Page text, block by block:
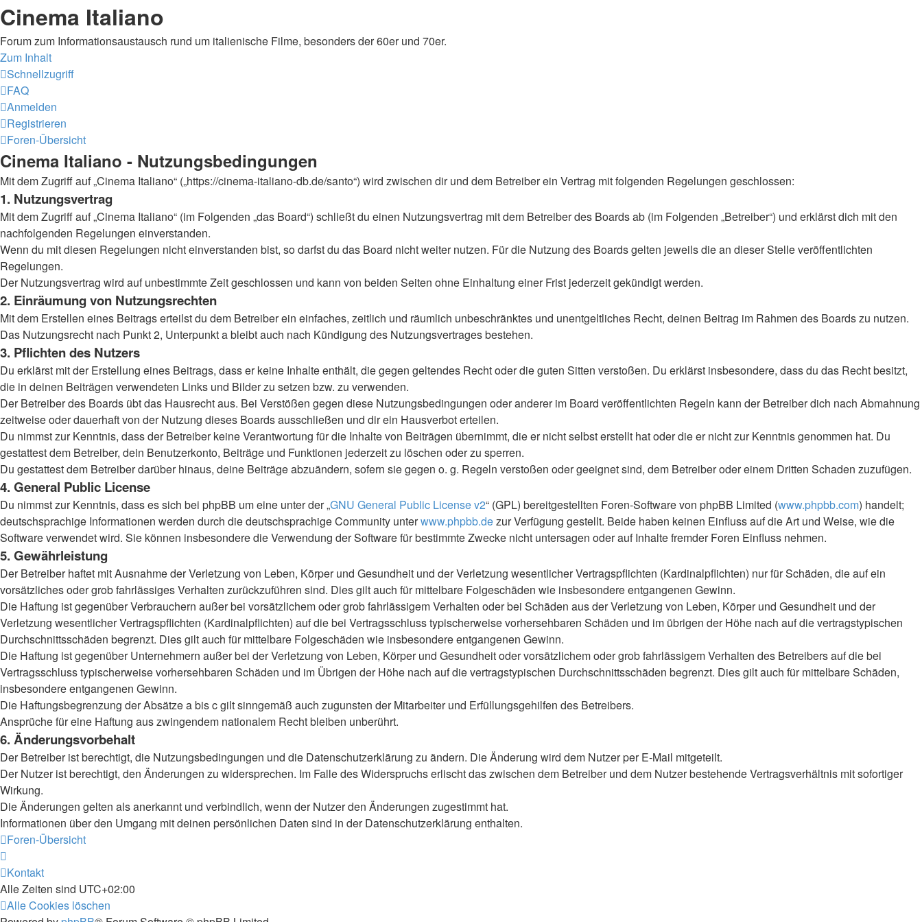
Cinema Italiano
Forum zum Informationsaustausch rund um italienische Filme, besonders der 60er und 70er.
Zum Inhalt
Schnellzugriff
FAQ
Anmelden
Registrieren
Foren-Übersicht
Cinema Italiano - Nutzungsbedingungen
Mit dem Zugriff auf „Cinema Italiano“ („https://cinema-italiano-db.de/santo“) wird zwischen dir und dem Betreiber ein Vertrag mit folgenden Regelungen geschlossen:
1. Nutzungsvertrag
Mit dem Zugriff auf „Cinema Italiano“ (im Folgenden „das Board“) schließt du einen Nutzungsvertrag mit dem Betreiber des Boards ab (im Folgenden „Betreiber“) und erklärst dich mit den
nachfolgenden Regelungen einverstanden.
Wenn du mit diesen Regelungen nicht einverstanden bist, so darfst du das Board nicht weiter nutzen. Für die Nutzung des Boards gelten jeweils die an dieser Stelle veröffentlichten
Regelungen.
Der Nutzungsvertrag wird auf unbestimmte Zeit geschlossen und kann von beiden Seiten ohne Einhaltung einer Frist jederzeit gekündigt werden.
2. Einräumung von Nutzungsrechten
Mit dem Erstellen eines Beitrags erteilst du dem Betreiber ein einfaches, zeitlich und räumlich unbeschränktes und unentgeltliches Recht, deinen Beitrag im Rahmen des Boards zu nutzen.
Das Nutzungsrecht nach Punkt 2, Unterpunkt a bleibt auch nach Kündigung des Nutzungsvertrages bestehen.
3. Pflichten des Nutzers
Du erklärst mit der Erstellung eines Beitrags, dass er keine Inhalte enthält, die gegen geltendes Recht oder die guten Sitten verstoßen. Du erklärst insbesondere, dass du das Recht besitzt,
die in deinen Beiträgen verwendeten Links und Bilder zu setzen bzw. zu verwenden.
Der Betreiber des Boards übt das Hausrecht aus. Bei Verstößen gegen diese Nutzungsbedingungen oder anderer im Board veröffentlichten Regeln kann der Betreiber dich nach Abmahnung
zeitweise oder dauerhaft von der Nutzung dieses Boards ausschließen und dir ein Hausverbot erteilen.
Du nimmst zur Kenntnis, dass der Betreiber keine Verantwortung für die Inhalte von Beiträgen übernimmt, die er nicht selbst erstellt hat oder die er nicht zur Kenntnis genommen hat. Du
gestattest dem Betreiber, dein Benutzerkonto, Beiträge und Funktionen jederzeit zu löschen oder zu sperren.
Du gestattest dem Betreiber darüber hinaus, deine Beiträge abzuändern, sofern sie gegen o. g. Regeln verstoßen oder geeignet sind, dem Betreiber oder einem Dritten Schaden zuzufügen.
4. General Public License
Du nimmst zur Kenntnis, dass es sich bei phpBB um eine unter der „GNU General Public License v2“ (GPL) bereitgestellten Foren-Software von phpBB Limited (www.phpbb.com) handelt;
deutschsprachige Informationen werden durch die deutschsprachige Community unterwww.phpbb.dezur Verfügung gestellt. Beide haben keinen Einfluss auf die Art und Weise, wie die
Software verwendet wird. Sie können insbesondere die Verwendung der Software für bestimmte Zwecke nicht untersagen oder auf Inhalte fremder Foren Einfluss nehmen.
5. Gewährleistung
Der Betreiber haftet mit Ausnahme der Verletzung von Leben, Körper und Gesundheit und der Verletzung wesentlicher Vertragspflichten (Kardinalpflichten) nur für Schäden, die auf ein
vorsätzliches oder grob fahrlässiges Verhalten zurückzuführen sind. Dies gilt auch für mittelbare Folgeschäden wie insbesondere entgangenen Gewinn.
Die Haftung ist gegenüber Verbrauchern außer bei vorsätzlichem oder grob fahrlässigem Verhalten oder bei Schäden aus der Verletzung von Leben, Körper und Gesundheit und der
Verletzung wesentlicher Vertragspflichten (Kardinalpflichten) auf die bei Vertragsschluss typischerweise vorhersehbaren Schäden und im übrigen der Höhe nach auf die vertragstypischen
Durchschnittsschäden begrenzt. Dies gilt auch für mittelbare Folgeschäden wie insbesondere entgangenen Gewinn.
Die Haftung ist gegenüber Unternehmern außer bei der Verletzung von Leben, Körper und Gesundheit oder vorsätzlichem oder grob fahrlässigem Verhalten des Betreibers auf die bei
Vertragsschluss typischerweise vorhersehbaren Schäden und im Übrigen der Höhe nach auf die vertragstypischen Durchschnittsschäden begrenzt. Dies gilt auch für mittelbare Schäden,
insbesondere entgangenen Gewinn.
Die Haftungsbegrenzung der Absätze a bis c gilt sinngemäß auch zugunsten der Mitarbeiter und Erfüllungsgehilfen des Betreibers.
Ansprüche für eine Haftung aus zwingendem nationalem Recht bleiben unberührt.
6. Änderungsvorbehalt
Der Betreiber ist berechtigt, die Nutzungsbedingungen und die Datenschutzerklärung zu ändern. Die Änderung wird dem Nutzer per E-Mail mitgeteilt.
Der Nutzer ist berechtigt, den Änderungen zu widersprechen. Im Falle des Widerspruchs erlischt das zwischen dem Betreiber und dem Nutzer bestehende Vertragsverhältnis mit sofortiger
Wirkung.
Die Änderungen gelten als anerkannt und verbindlich, wenn der Nutzer den Änderungen zugestimmt hat.
Informationen über den Umgang mit deinen persönlichen Daten sind in der Datenschutzerklärung enthalten.
Foren-Übersicht
Kontakt
Alle Zeiten sind UTC+02:00
Alle Cookies löschen